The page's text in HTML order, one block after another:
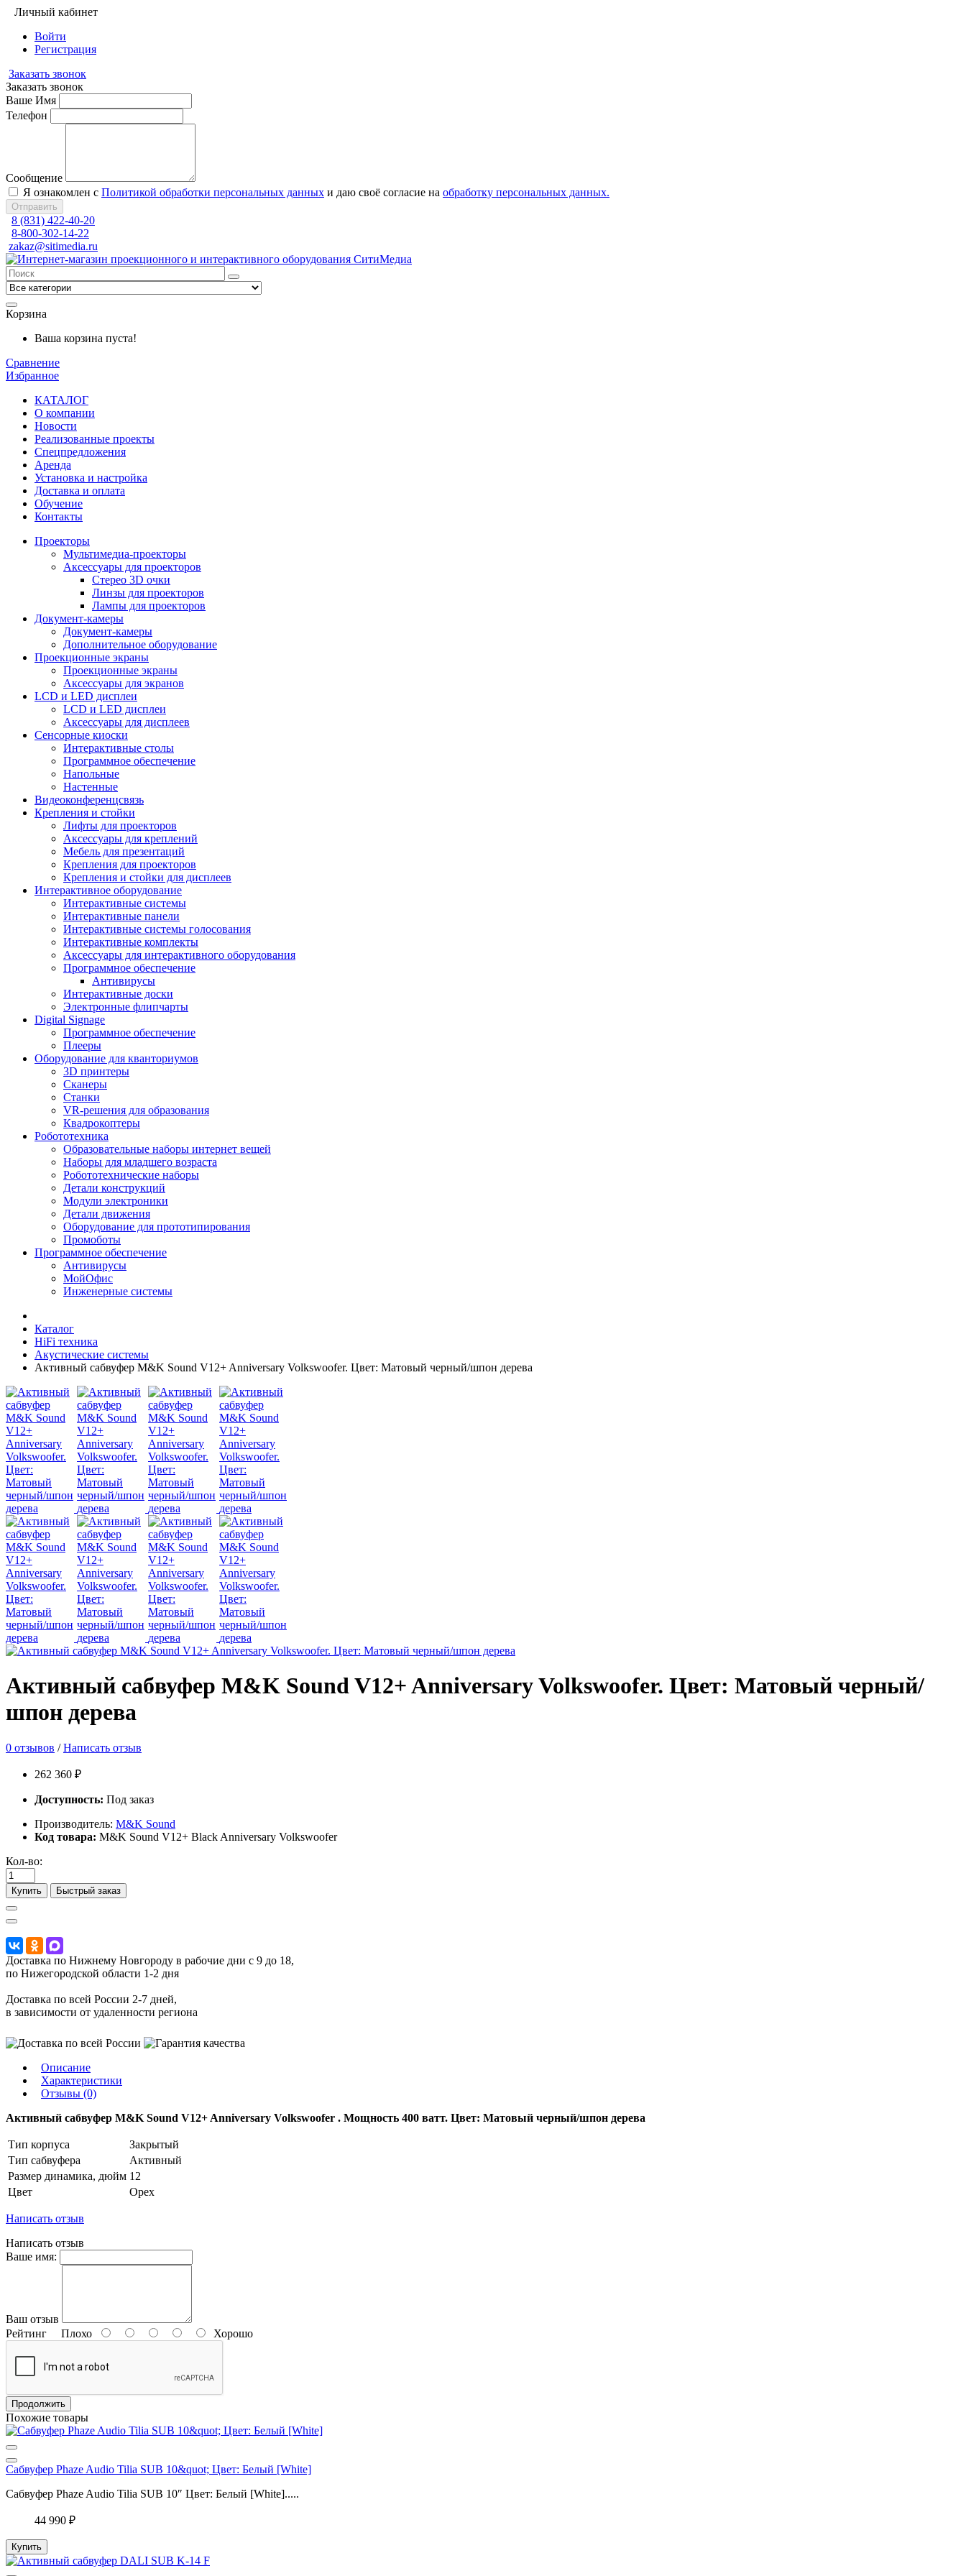
Личный кабинет
Войти
Регистрация
Заказать звонок
Заказать звонок
Ваше Имя
Телефон
Сообщение
Я ознакомлен с Политикой обработки персональных данных и даю своё согласие на обработку персональных данных.
Отправить
8 (831) 422-40-20
8-800-302-14-22
zakaz@sitimedia.ru
Корзина
Ваша корзина пуста!
Сравнение
Избранное
КАТАЛОГ
О компании
Новости
Реализованные проекты
Спецпредложения
Аренда
Установка и настройка
Доставка и оплата
Обучение
Контакты
Проекторы
Мультимедиа-проекторы
Аксессуары для проекторов
Стерео 3D очки
Линзы для проекторов
Лампы для проекторов
Документ-камеры
Документ-камеры
Дополнительное оборудование
Проекционные экраны
Проекционные экраны
Аксессуары для экранов
LCD и LED дисплеи
LCD и LED дисплеи
Аксессуары для дисплеев
Сенсорные киоски
Интерактивные столы
Программное обеспечение
Напольные
Настенные
Видеоконференцсвязь
Крепления и стойки
Лифты для проекторов
Аксессуары для креплений
Мебель для презентаций
Крепления для проекторов
Крепления и стойки для дисплеев
Интерактивное оборудование
Интерактивные системы
Интерактивные панели
Интерактивные системы голосования
Интерактивные комплекты
Аксессуары для интерактивного оборудования
Программное обеспечение
Антивирусы
Интерактивные доски
Электронные флипчарты
Digital Signage
Программное обеспечение
Плееры
Оборудование для кванториумов
3D принтеры
Сканеры
Станки
VR-решения для образования
Квадрокоптеры
Робототехника
Образовательные наборы интернет вещей
Наборы для младшего возраста
Робототехнические наборы
Детали конструкций
Модули электроники
Детали движения
Оборудование для прототипирования
Промоботы
Программное обеспечение
Антивирусы
МойОфис
Инженерные системы
Каталог
HiFi техника
Акустические системы
Активный сабвуфер M&K Sound V12+ Anniversary Volkswoofer. Цвет: Матовый черный/шпон дерева
Активный сабвуфер M&K Sound V12+ Anniversary Volkswoofer. Цвет: Матовый черный/
шпон дерева
0 отзывов /Написать отзыв
262 360 ₽
Доступность: Под заказ
Производитель: M&K Sound
Код товара: M&K Sound V12+ Black Anniversary Volkswoofer
Кол-во:
Купить Быстрый заказ
Доставка по Нижнему Новгороду в рабочие дни с 9 до 18,
по Нижегородской области 1-2 дня
Доставка по всей России 2-7 дней,
в зависимости от удаленности региона
Описание
Характеристики
Отзывы (0)
Активный сабвуфер M&K Sound V12+ Anniversary Volkswoofer . Мощность 400 ватт. Цвет: Матовый черный/шпон дерева
Тип корпуса
Закрытый
Тип сабвуфера
Активный
Размер динамика, дюйм 12
Цвет
Орех
Написать отзыв
Написать отзыв
Ваше имя:
Ваш отзыв
Рейтинг Плохо Хорошо
Продолжить
Похожие товары
Сабвуфер Phaze Audio Tilia SUB 10&quot; Цвет: Белый [White]
Сабвуфер Phaze Audio Tilia SUB 10″ Цвет: Белый [White].....
44 990 ₽
Купить